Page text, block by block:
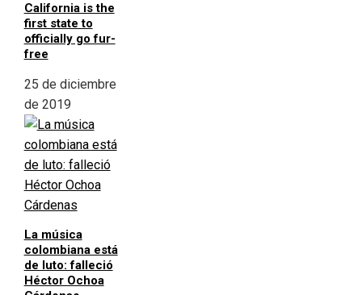
California is the
first state to
officially go fur-
free
25 de diciembre
de 2019
La música
colombiana está
de luto: falleció
Héctor Ochoa